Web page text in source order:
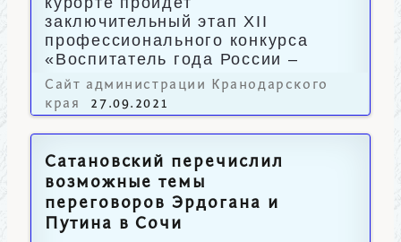
заключительный этап XII
профессионального конкурса
«Воспитатель года России –
2021».
Сайт администрации Кранодарского
края
27.09.2021
Сатановский перечислил
возможные темы
переговоров Эрдогана и
Путина в Сочи